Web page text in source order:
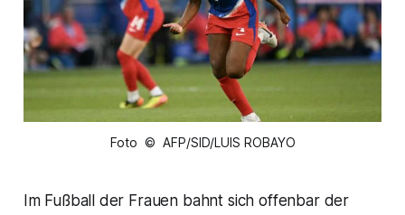
Foto © AFP/SID/LUIS ROBAYO
Im Fußball der Frauen bahnt sich offenbar der